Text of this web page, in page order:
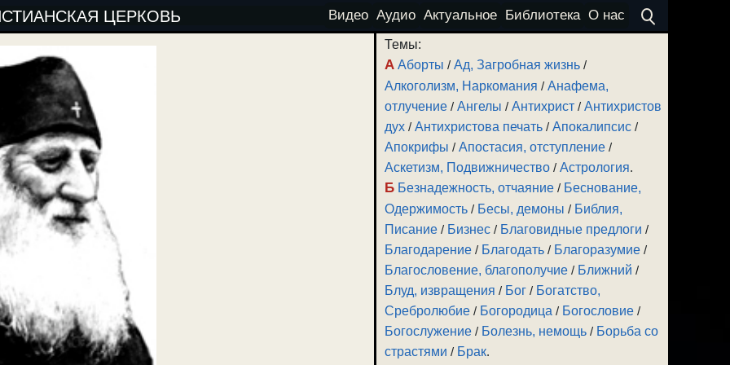
ЦЕРКОВЬ Видео Аудио Актуальное Библиотека О нас
Темы:
А Аборты /Ад, Загробная жизнь /
Алкоголизм, Наркомания /Анафема,
отлучение /Ангелы /Антихрист /Антихристов
дух /Антихристова печать /Апокалипсис /
Апокрифы /Апостасия, отступление /
Аскетизм, Подвижничество /Астрология.
Б Безнадежность, отчаяние / Беснование,
Одержимость / Бесы, демоны / Библия,
Писание / Бизнес / Благовидные предлоги /
Благодарение / Благодать / Благоразумие /
Благословение, благополучие / Ближний /
Блуд, извращения / Бог / Богатство,
Сребролюбие / Богородица / Богословие /
Богослужение / Болезнь, немощь / Борьба со
страстями / Брак.